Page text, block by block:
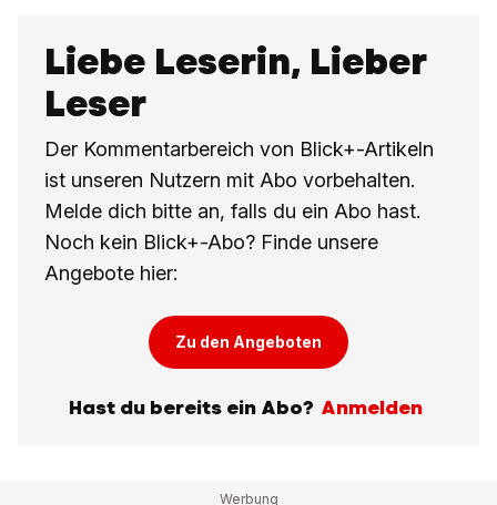
Liebe Leserin, Lieber
Leser
Der Kommentarbereich von Blick+-Artikeln
ist unseren Nutzern mit Abo vorbehalten.
Melde dich bitte an, falls du ein Abo hast.
Noch kein Blick+-Abo? Finde unsere
Angebote hier:
Zu den Angeboten
Hast du bereits ein Abo? Anmelden